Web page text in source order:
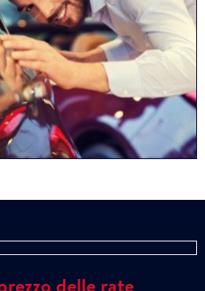
delle rate